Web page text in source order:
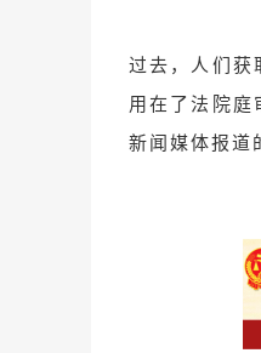
过去，人们获
用在了法院
新闻媒体报道